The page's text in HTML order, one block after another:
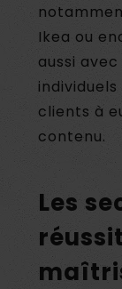
Ikea ou
aussi
clients à
contenu.
Les